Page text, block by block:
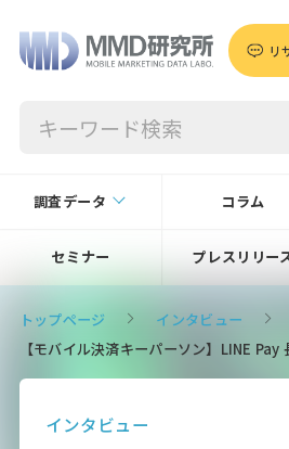
リ
調査データ コラム
セミナー プレスリリー
トップページ
インタビュー
【モバイル決済キーパーソン】LINE
インタビュー